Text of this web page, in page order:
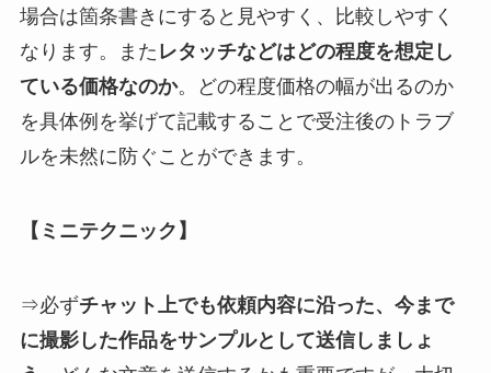
場合は箇条書きにすると見やすく、比較しやすく
なります。また レタッチなどはどの程度を想定し
ている価格なのか。どの程度価格の幅が出るのか
を具体例を挙げて記載することで受注後のトラブ
ルを未然に防ぐことができます。
【ミニテクニック】
⇒必ずチャット上でも依頼内容に沿った、今まで
に撮影した作品をサンプルとして送信しましょ